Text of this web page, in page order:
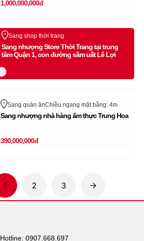
1,000,000,000đ
Sang shop thời trang
Chiều ngang mặt bằng: 4mLê Lợi Quận 1
Hồ Chí Minh
Sang nhượng Store Thời Trang tại trung
tâm Quận 1, con đường sầm uất Lê Lợi
Sang quán ănChiều ngang mặt bằng: 4m
Cư Xá Bình Thới
Quận 11 Hồ Chí Minh
Sang nhượng nhà hàng ẩm thực Trung Hoa
390,000,000đ
1 2 3
Hotline: 0907.668.697